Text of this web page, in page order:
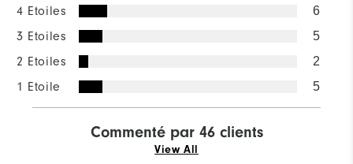
4 Etoiles 6
3 Etoiles 5
2 Etoiles 2
1 Etoile 5
Commenté par 46 clients
View All